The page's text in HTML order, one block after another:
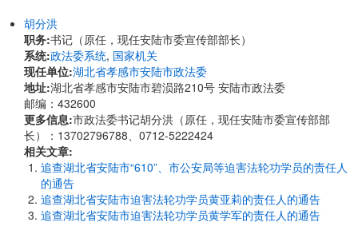
胡分洪
职务:书记（原任，现任安陆市委宣传部部长）
系统:政法委系统, 国家机关
现任单位:湖北省孝感市安陆市政法委
地址:湖北省孝感市安陆市碧涢路210号 安陆市政法委
邮编：432600
更多信息:市政法委书记胡分洪（原任，现任安陆市委宣传部部
长）：13702796788、0712-5222424
相关文章:
追查湖北省安陆市“610”、市公安局等迫害法轮功学员的责任人
的通告
追查湖北省安陆市迫害法轮功学员黄亚莉的责任人的通告
追查湖北省安陆市迫害法轮功学员黄学军的责任人的通告